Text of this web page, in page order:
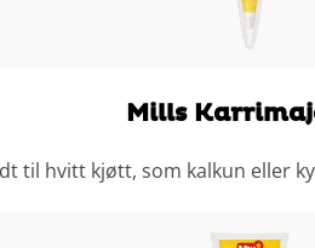
Mills
til hvitt kjøtt, som kalkun eller